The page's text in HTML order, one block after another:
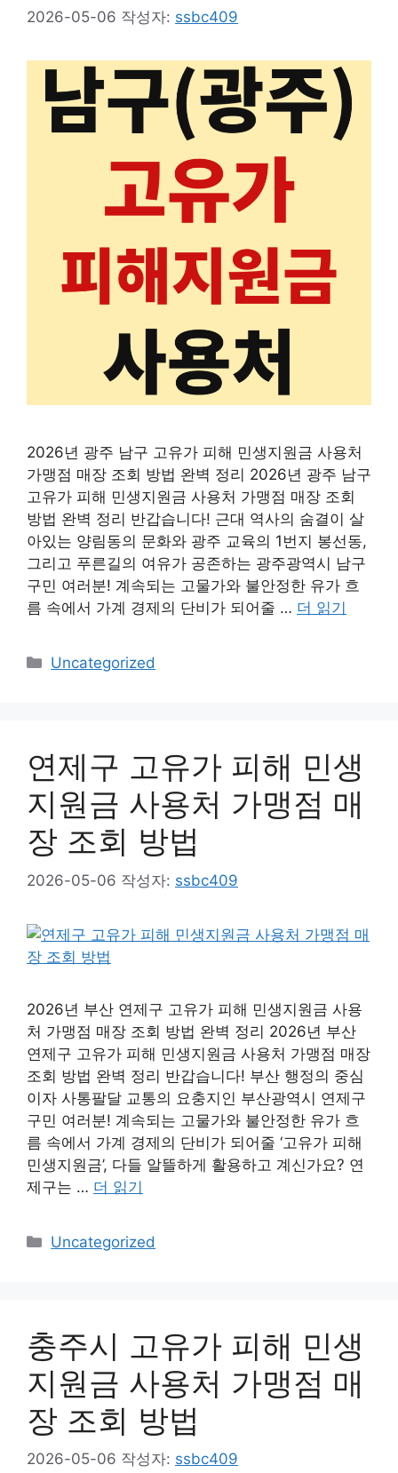
2026-05-06 작성자: ssbc409
2026년 광주 남구 고유가 피해 민생지원금 사용처
가맹점 매장 조회 방법 완벽 정리 2026년 광주 남구
고유가 피해 민생지원금 사용처 가맹점 매장 조회
방법 완벽 정리 반갑습니다! 근대 역사의 숨결이 살
아있는 양림동의 문화와 광주 교육의 1번지 봉선동,
그리고 푸른길의 여유가 공존하는 광주광역시 남구
구민 여러분! 계속되는 고물가와 불안정한 유가 흐
름 속에서 가계 경제의 단비가 되어줄 … 더 읽기
카
Uncategorized
연제구 고유가 피해 민생
지원금 사용처 가맹점 매
장 조회 방법
2026-05-06 작성자: ssbc409
2026년 부산 연제구 고유가 피해 민생지원금 사용
처 가맹점 매장 조회 방법 완벽 정리 2026년 부산
연제구 고유가 피해 민생지원금 사용처 가맹점 매장
조회 방법 완벽 정리 반갑습니다! 부산 행정의 중심
이자 사통팔달 교통의 요충지인 부산광역시 연제구
구민 여러분! 계속되는 고물가와 불안정한 유가 흐
름 속에서 가계 경제의 단비가 되어줄 ‘고유가 피해
민생지원금’, 다들 알뜰하게 활용하고 계신가요? 연
제구는 … 더 읽기
카
Uncategorized
충주시 고유가 피해 민생
지원금 사용처 가맹점 매
장 조회 방법
2026-05-06 작성자: ssbc409